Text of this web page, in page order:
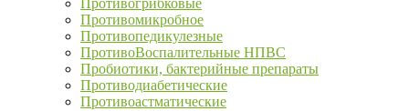
Противогрибковые
Противомикробное
Противопедикулезные
ПротивоВоспалительные НПВС
Пробиотики, бактерийные препараты
Противодиабетические
Противоастматические